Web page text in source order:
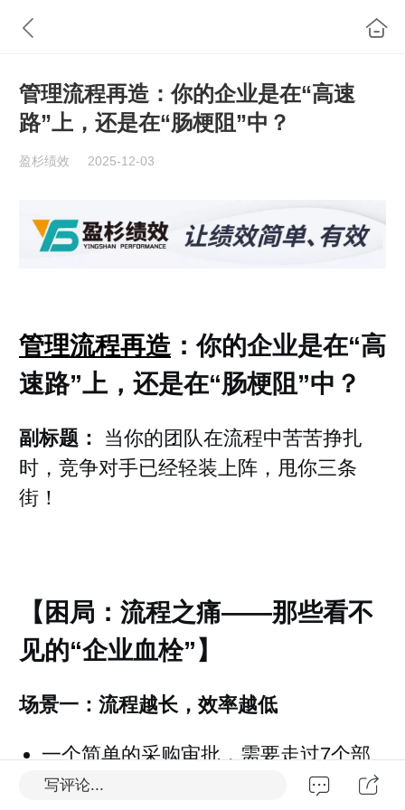
管理流程再造：你的企业是在“高速
路”上，还是在“肠梗阻”中？
盈杉绩效 2025-12-03
管理流程再造 ：你的企业是在“高
速路”上，还是在“肠梗阻”中？
副标题：
当你的团队在流程中苦苦挣扎
时，竞争对手已经轻装上阵，甩你三条
街！
【困局：流程之痛——那些看不
见的“企业血栓”】
场景一：流程越长，效率越低
一个简单的采购审批，需要走过7个部
门、签12个名字
写评论...